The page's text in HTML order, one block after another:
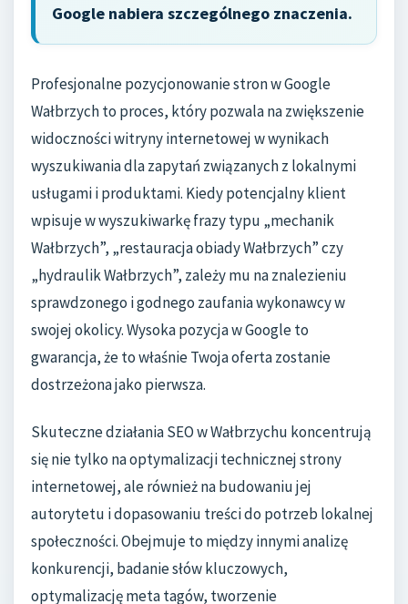
Google nabiera szczególnego znaczenia.
Profesjonalne pozycjonowanie stron w Google
Wałbrzych to proces, który pozwala na zwiększenie
widoczności witryny internetowej w wynikach
wyszukiwania dla zapytań związanych z lokalnymi
usługami i produktami. Kiedy potencjalny klient
wpisuje w wyszukiwarkę frazy typu „mechanik
Wałbrzych”, „restauracja obiady Wałbrzych” czy
„hydraulik Wałbrzych”, zależy mu na znalezieniu
sprawdzonego i godnego zaufania wykonawcy w
swojej okolicy. Wysoka pozycja w Google to
gwarancja, że to właśnie Twoja oferta zostanie
dostrzeżona jako pierwsza.
Skuteczne działania SEO w Wałbrzychu koncentrują
się nie tylko na optymalizacji technicznej strony
internetowej, ale również na budowaniu jej
autorytetu i dopasowaniu treści do potrzeb lokalnej
społeczności. Obejmuje to między innymi analizę
konkurencji, badanie słów kluczowych,
optymalizację meta tagów, tworzenie